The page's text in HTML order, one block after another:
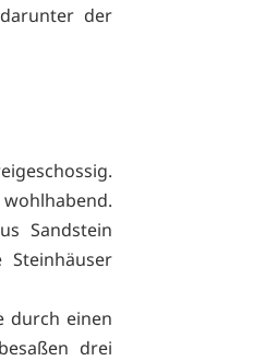
der
Sandstein
durch einen
drei